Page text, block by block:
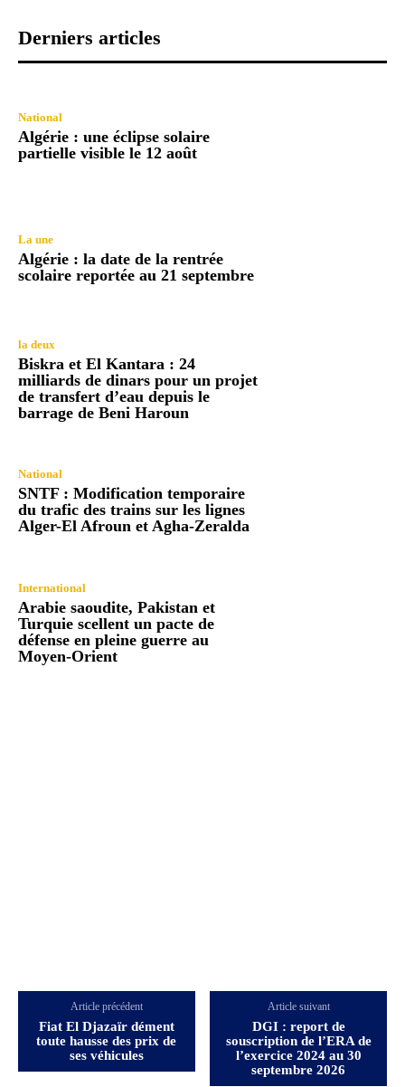
Derniers articles
National
Algérie : une éclipse solaire
partielle visible le 12 août
La une
Algérie : la date de la rentrée
scolaire reportée au 21 septembre
la deux
Biskra et El Kantara : 24
milliards de dinars pour un projet
de transfert d’eau depuis le
barrage de Beni Haroun
National
SNTF : Modification temporaire
du trafic des trains sur les lignes
Alger-El Afroun et Agha-Zeralda
International
Arabie saoudite, Pakistan et
Turquie scellent un pacte de
défense en pleine guerre au
Moyen-Orient
Article précédent
Fiat El Djazaïr dément
toute hausse des prix de
ses véhicules
Article suivant
DGI : report de
souscription de l’ERA de
l’exercice 2024 au 30
septembre 2026